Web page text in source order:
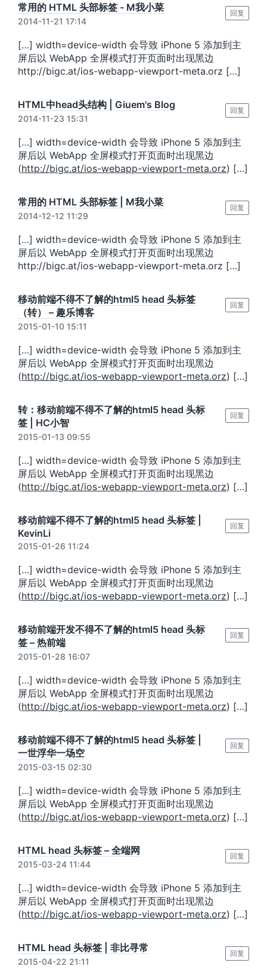
常用的 HTML 头部标签 - M我小菜
2014-11-21 17:14
[…] width=device-width 会导致 iPhone 5 添加到主
屏后以 WebApp 全屏模式打开页面时出现黑边
http://bigc.at/ios-webapp-viewport-meta.orz […]
回复
HTML中head头结构 | Giuem's Blog
2014-11-23 15:31
[…] width=device-width 会导致 iPhone 5 添加到主
屏后以 WebApp 全屏模式打开页面时出现黑边
(http://bigc.at/ios-webapp-viewport-meta.orz) […]
回复
常用的 HTML 头部标签 | M我小菜
2014-12-12 11:29
[…] width=device-width 会导致 iPhone 5 添加到主
屏后以 WebApp 全屏模式打开页面时出现黑边
http://bigc.at/ios-webapp-viewport-meta.orz […]
回复
移动前端不得不了解的html5 head 头标签
（转） – 趣乐博客
2015-01-10 15:11
[…] width=device-width 会导致 iPhone 5 添加到主
屏后以 WebApp 全屏模式打开页面时出现黑边
(http://bigc.at/ios-webapp-viewport-meta.orz) […]
回复
转：移动前端不得不了解的html5 head 头标
签 | HC小智
2015-01-13 09:55
[…] width=device-width 会导致 iPhone 5 添加到主
屏后以 WebApp 全屏模式打开页面时出现黑边
(http://bigc.at/ios-webapp-viewport-meta.orz) […]
回复
移动前端不得不了解的html5 head 头标签 |
KevinLi
2015-01-26 11:24
[…] width=device-width 会导致 iPhone 5 添加到主
屏后以 WebApp 全屏模式打开页面时出现黑边
(http://bigc.at/ios-webapp-viewport-meta.orz) […]
回复
移动前端开发不得不了解的html5 head 头标
签 – 热前端
2015-01-28 16:07
[…] width=device-width 会导致 iPhone 5 添加到主
屏后以 WebApp 全屏模式打开页面时出现黑边
(http://bigc.at/ios-webapp-viewport-meta.orz) […]
回复
移动前端不得不了解的html5 head 头标签 |
一世浮华一场空
2015-03-15 02:30
[…] width=device-width 会导致 iPhone 5 添加到主
屏后以 WebApp 全屏模式打开页面时出现黑边
(http://bigc.at/ios-webapp-viewport-meta.orz) […]
回复
HTML head 头标签 – 全端网
2015-03-24 11:44
[…] width=device-width 会导致 iPhone 5 添加到主
屏后以 WebApp 全屏模式打开页面时出现黑边
(http://bigc.at/ios-webapp-viewport-meta.orz) […]
回复
HTML head 头标签 | 非比寻常
2015-04-22 21:11
回复